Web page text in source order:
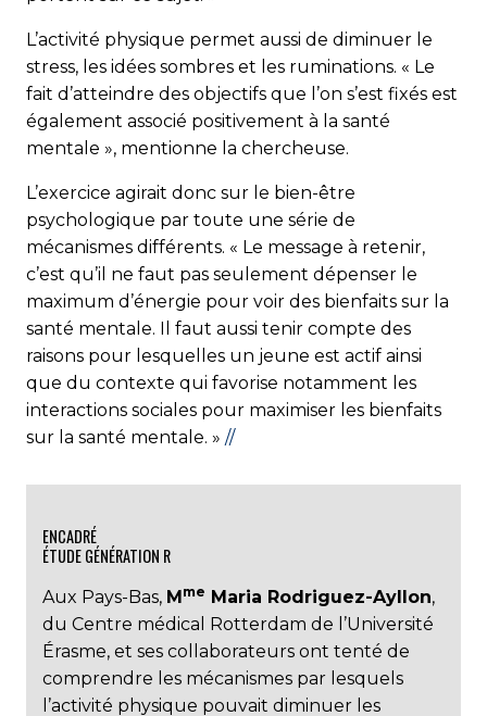
L’activité physique permet aussi de diminuer le
stress, les idées sombres et les ruminations. « Le
fait d’atteindre des objectifs que l’on s’est fixés est
également associé positivement à la santé
mentale », mentionne la chercheuse.
L’exercice agirait donc sur le bien-être
psychologique par toute une série de
mécanismes différents. « Le message à retenir,
c’est qu’il ne faut pas seulement dépenser le
maximum d’énergie pour voir des bienfaits sur la
santé mentale. Il faut aussi tenir compte des
raisons pour lesquelles un jeune est actif ainsi
que du contexte qui favorise notamment les
interactions sociales pour maximiser les bienfaits
sur la santé mentale. » //
ENCADRÉ
ÉTUDE GÉNÉRATION R
Aux Pays-Bas, M me Maria Rodriguez-Ayllon,
du Centre médical Rotterdam de l’Université
Érasme, et ses collaborateurs ont tenté de
comprendre les mécanismes par lesquels
l’activité physique pouvait diminuer les